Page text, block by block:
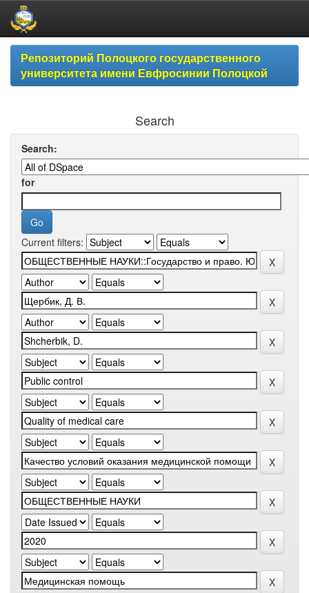
Skip
navigationРепозиторий Полоцкого государственного
университета имени Евфросинии Полоцкой
Search
Search:
for
Current filters: